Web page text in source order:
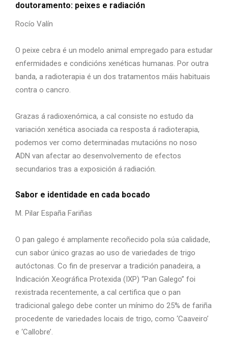
doutoramento: peixes e radiación
Rocío Valín
O peixe cebra é un modelo animal empregado para estudar
enfermidades e condicións xenéticas humanas. Por outra
banda, a radioterapia é un dos tratamentos máis habituais
contra o cancro.
Grazas á radioxenómica, a cal consiste no estudo da
variación xenética asociada ca resposta á radioterapia,
podemos ver como determinadas mutacións no noso
ADN van afectar ao desenvolvemento de efectos
secundarios tras a exposición á radiación.
Sabor e identidade en cada bocado
M. Pilar España Fariñas
O pan galego é amplamente recoñecido pola súa calidade,
cun sabor único grazas ao uso de variedades de trigo
autóctonas. Co fin de preservar a tradición panadeira, a
Indicación Xeográfica Protexida (IXP) “Pan Galego” foi
rexistrada recentemente, a cal certifica que o pan
tradicional galego debe conter un mínimo do 25% de fariña
procedente de variedades locais de trigo, como ‘Caaveiro’
e ‘Callobre’.